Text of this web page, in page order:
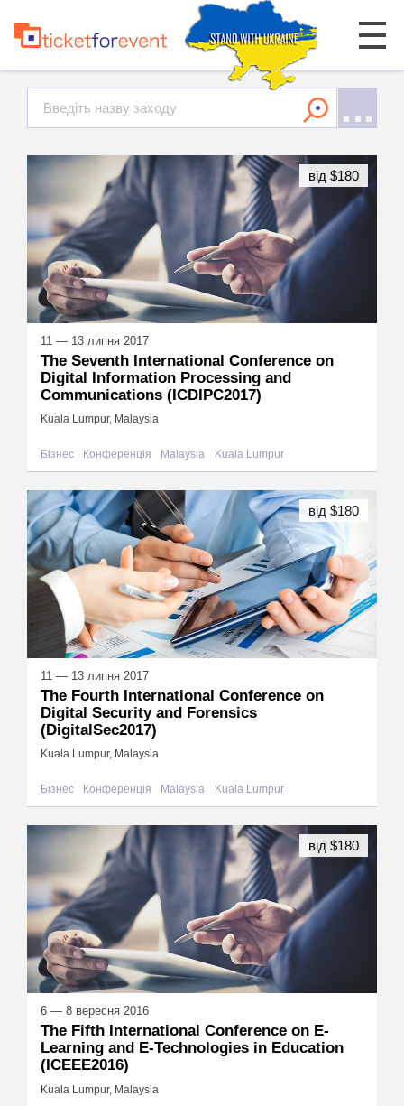
11 — 13 липня 2017
The Seventh International Conference on
Digital Information Processing and
Communications (ICDIPC2017)
Kuala Lumpur, Malaysia
Бізнес Конференція Malaysia Kuala Lumpur
від $180
11 — 13 липня 2017
The Fourth International Conference on
Digital Security and Forensics
(DigitalSec2017)
Kuala Lumpur, Malaysia
Бізнес Конференція Malaysia Kuala Lumpur
від $180
6 — 8 вересня 2016
The Fifth International Conference on E-
Learning and E-Technologies in Education
(ICEEE2016)
Kuala Lumpur, Malaysia
від $180